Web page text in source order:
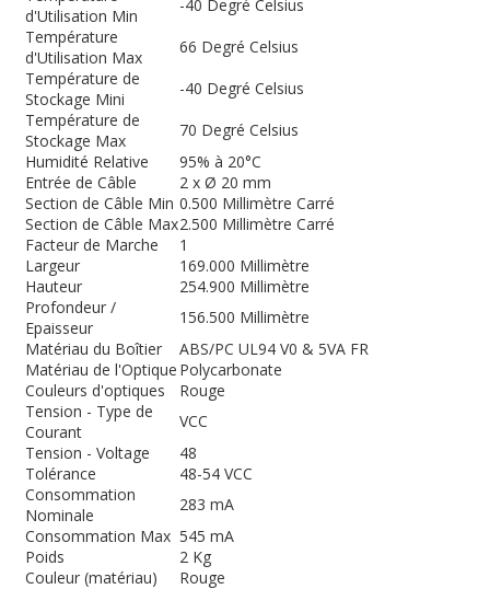
d'Utilisation Min
-40 Degré Celsius
Température
d'Utilisation Max
66 Degré Celsius
Température de
Stockage Mini
-40 Degré Celsius
Température de
Stockage Max
70 Degré Celsius
Humidité Relative
95% à 20°C
Entrée de Câble
2 x Ø 20 mm
Section de Câble Min 0.500 Millimètre Carré
Section de Câble Max2.500 Millimètre Carré
Facteur de Marche
1
Largeur
169.000 Millimètre
Hauteur
254.900 Millimètre
Profondeur /
Epaisseur
156.500 Millimètre
Matériau du Boîtier
ABS/PC UL94 V0 & 5VA FR
Matériau de l'Optique Polycarbonate
Couleurs d'optiques
Rouge
Tension - Type de
Courant
VCC
Tension - Voltage
48
Tolérance
48-54 VCC
Consommation
Nominale
283 mA
Consommation Max 545 mA
Poids
2 Kg
Couleur (matériau)
Rouge